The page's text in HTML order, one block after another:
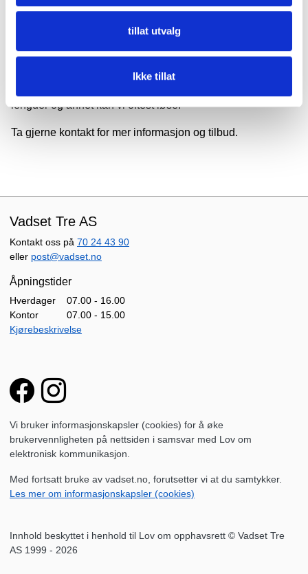
tillat utvalg
Ikke tillat
Bestillingvare
Produktet kan lages i mange forskjellige utførelser, men vi
dine ønsker.
lengder og annet kan vi oftest løse.
Ta gjerne kontakt for mer informasjon og tilbud.
Vadset Tre AS
Kontakt oss på 70 24 43 90
eller post@vadset.no
Åpningstider
Hverdager
Kontor
07.00 - 16.00
07.00 - 15.00
Kjørebeskrivelse
Vi bruker informasjonskapsler (cookies) for å øke
brukervennligheten på nettsiden i samsvar med Lov om
elektronisk kommunikasjon.
Med fortsatt bruke av vadset.no, forutsetter vi at du samtykker.
Les mer om informasjonskapsler (cookies)
Innhold beskyttet i henhold til Lov om opphavsrett © Vadset Tre
AS 1999 - 2026